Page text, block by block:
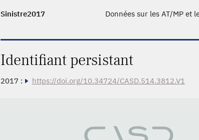
Sinistre2017 Données sur les AT/MP et
Identifiant persistant
2017 : https://doi.org/10.34724/CASD.514.3812.V1